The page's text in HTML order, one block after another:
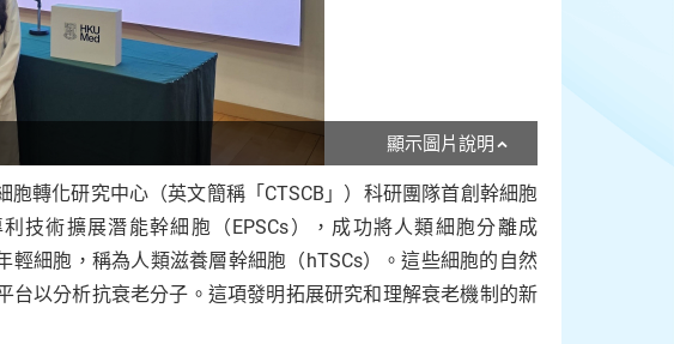
顯示圖片說明
轉化研究中心（英文簡稱「CTSCB」）科研團隊首創幹細胞
技術擴展潛能幹細胞（EPSCs），成功將人類細胞分離成
輕細胞，稱為人類滋養層幹細胞（hTSCs）。這些細胞的自然
以分析抗衰老分子。這項發明拓展研究和理解衰老機制的新